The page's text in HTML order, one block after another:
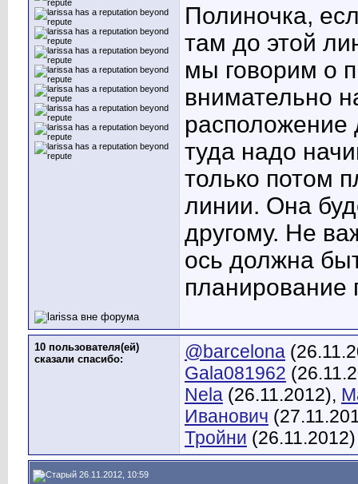
Полиночка,
там до этой
мы говорим о
внимательно
расположение
туда надо
только потом
линии. Она
другому. Не
ось должна
планирование
10 пользователя(ей)
сказали cпасибо:
@barcelona
Gala081962
Nela (26.11.2012),
Иванович
Тройни (26.11.2012)
26.11.2012, 10:59